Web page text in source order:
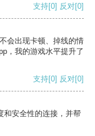
支持[0] 反对[0]
会出现卡顿、掉线的情
，我的游戏水平提升了
支持[0] 反对[0]
和安全性的连接，并帮